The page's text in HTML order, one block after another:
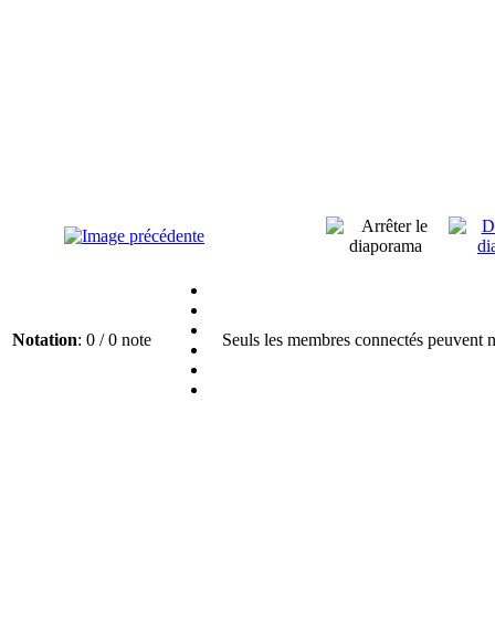
Notation: 0 / 0 note Seuls les membres connectés peuvent